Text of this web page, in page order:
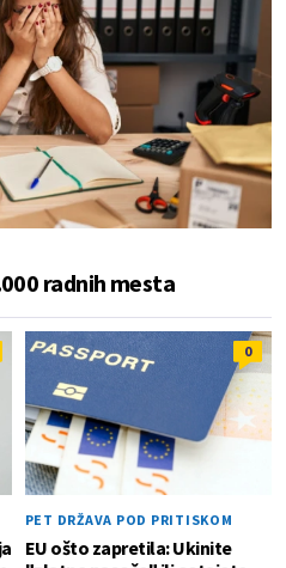
radnih mesta
0
PET DRŽAVA POD PRITISKOM
EU ošto zapretila: Ukinite